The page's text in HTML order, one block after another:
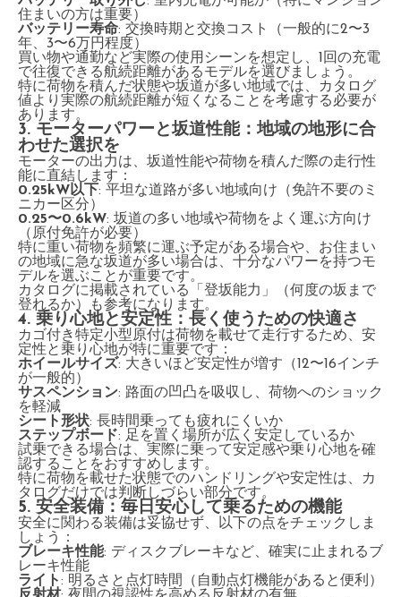
住まいの方は重要）
バッテリー寿命: 交換時期と交換コスト（一般的に2〜3
年、3〜6万円程度）
買い物や通勤など実際の使用シーンを想定し、1回の充電
で往復できる航続距離があるモデルを選びましょう。
特に荷物を積んだ状態や坂道が多い地域では、カタログ
値より実際の航続距離が短くなることを考慮する必要が
あります。
3. モーターパワーと坂道性能：地域の地形に合
わせた選択を
モーターの出力は、坂道性能や荷物を積んだ際の走行性
能に直結します：
0.25kW以下: 平坦な道路が多い地域向け（免許不要のミ
ニカー区分）
0.25〜0.6kW: 坂道の多い地域や荷物をよく運ぶ方向け
（原付免許が必要）
特に重い荷物を頻繁に運ぶ予定がある場合や、お住まい
の地域に急な坂道が多い場合は、十分なパワーを持つモ
デルを選ぶことが重要です。
カタログに掲載されている「登坂能力」（何度の坂まで
登れるか）も参考になります。
4. 乗り心地と安定性：長く使うための快適さ
カゴ付き特定小型原付は荷物を載せて走行するため、安
定性と乗り心地が特に重要です：
ホイールサイズ: 大きいほど安定性が増す（12〜16インチ
が一般的）
サスペンション: 路面の凹凸を吸収し、荷物へのショック
を軽減
シート形状: 長時間乗っても疲れにくいか
ステップボード: 足を置く場所が広く安定しているか
試乗できる場合は、実際に乗って安定感や乗り心地を確
認することをおすすめします。
特に荷物を載せた状態でのハンドリングや安定性は、カ
タログだけでは判断しづらい部分です。
5. 安全装備：毎日安心して乗るための機能
安全に関わる装備は妥協せず、以下の点をチェックしま
しょう：
ブレーキ性能: ディスクブレーキなど、確実に止まれるブ
レーキ性能
ライト: 明るさと点灯時間（自動点灯機能があると便利）